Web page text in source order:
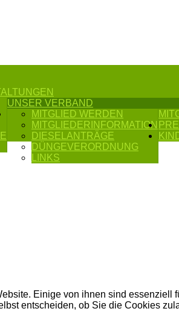
UNSER VERBAND
MITGLIED WERDEN
MITGLIEDERINFORMATION
DIESELANTRÄGE
DÜNGEVERORDNUNG
LINKS
Einige von ihnen sind
entscheiden, ob Sie die Cookies